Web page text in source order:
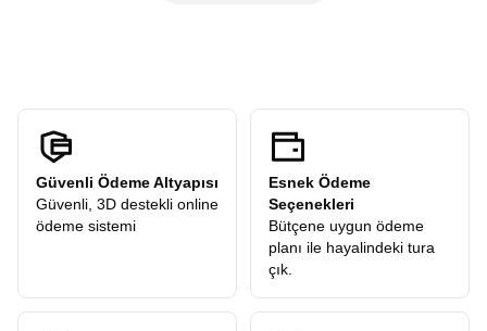
Güvenli Ödeme Altyapısı
Güvenli, 3D destekli online
ödeme sistemi
Esnek Ödeme
Seçenekleri
Bütçene uygun ödeme
planı ile hayalindeki tura
çık.